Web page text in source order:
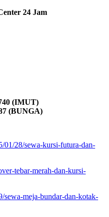
24 Jam
(IMUT)
(BUNGA)
01/28/sewa-kursi-futura-dan-
tebar-merah-dan-kursi-
sewa-meja-bundar-dan-kotak-